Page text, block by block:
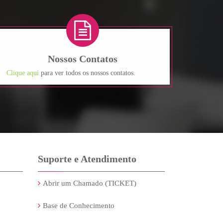
Nossos Contatos
Clique aqui para ver todos os nossos contatos.
Suporte e Atendimento
Abrir um Chamado (TICKET)
Base de Conhecimento